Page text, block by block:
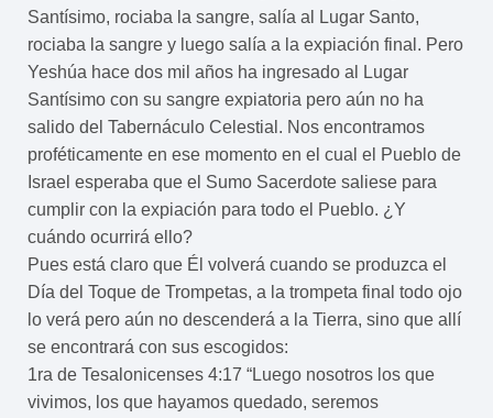
Santísimo, rociaba la sangre, salía al Lugar Santo,
rociaba la sangre y luego salía a la expiación final. Pero
Yeshúa hace dos mil años ha ingresado al Lugar
Santísimo con su sangre expiatoria pero aún no ha
salido del Tabernáculo Celestial. Nos encontramos
proféticamente en ese momento en el cual el Pueblo de
Israel esperaba que el Sumo Sacerdote saliese para
cumplir con la expiación para todo el Pueblo. ¿Y
cuándo ocurrirá ello?
Pues está claro que Él volverá cuando se produzca el
Día del Toque de Trompetas, a la trompeta final todo ojo
lo verá pero aún no descenderá a la Tierra, sino que allí
se encontrará con sus escogidos:
1ra de Tesalonicenses 4:17 “Luego nosotros los que
vivimos, los que hayamos quedado, seremos